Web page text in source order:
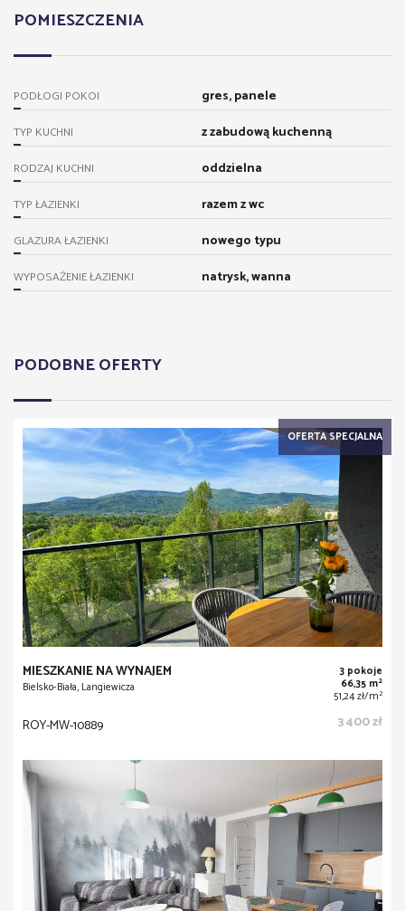
POMIESZCZENIA
PODŁOGI POKOI gres, panele
TYP KUCHNI z zabudową kuchenną
RODZAJ KUCHNI oddzielna
TYP ŁAZIENKI razem z wc
GLAZURA ŁAZIENKI nowego typu
WYPOSAŻENIE ŁAZIENKI natrysk, wanna
PODOBNE OFERTY
OFERTA SPECJALNA
MIESZKANIE NA WYNAJEM
Bielsko-Biała, Langiewicza
3 pokoje
66,35 m2
51,24 zł/m2
ROY-MW-10889 3 400 zł